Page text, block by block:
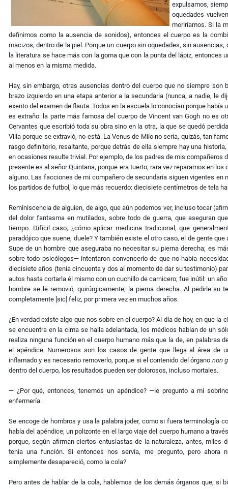
expulsamos,
oquedades
moriríamos. Si la
definimos como la ausencia de sonidos), entonces el cuerpo es la
macizos, dentro de la piel. Porque un cuerpo sin oquedades, sin
la literatura se hace más con la goma que con la punta del lápiz,
al menos en la misma medida.
Hay, sin embargo, otras ausencias dentro del cuerpo que no siempre
brazo izquierdo en una etapa anterior a la secundaria (nunca, a nadie, le
exento del examen de flauta. Todos en la escuela lo conocían porque
es extraño: la parte más famosa del cuerpo de Vincent van Gogh no es
Cervantes que escribió toda su obra sino en la otra, la que se quedó
Villa porque se extravió, no está. La Venus de Milo no sería, quizás, tan
rasgo definitorio, resaltante, porque detrás de ella siempre hay una
en ocasiones resulte trivial. Por ejemplo, de los padres de mis compañeros
presente es al señor Quintana, porque era tuerto; rara vez reparamos en
alguno. Las facciones de mi compañero de secundaria siguen vigentes en
los partidos de futbol, lo que más recuerdo: diecisiete centímetros de tela
Reminiscencia de alguien, de algo, que aún podemos ver, incluso tocar
del dolor fantasma en mutilados, sobre todo de guerra, que aseguran
tiempo. Difícil caso, ¿cómo aplicar medicina tradicional, que
paradójico que suene, duele? Y también existe el otro caso, el de gente
Supe de un hombre que aseguraba no necesitar su pierna derecha; es
sobre todo psicólogos— intentaron convencerlo de que no había
diecisiete años (tenía cincuenta y dos al momento de dar su testimonio)
autos hasta cortarla él mismo con un cuchillo de carnicero; fue inútil: un
hombre se le removió, quirúrgicamente, la pierna derecha. Al pedirle
completamente [sic] feliz, por primera vez en muchos años.
¿En verdad existe algo que nos sobre en el cuerpo? Al día de hoy, en que la
se encuentra en la cima se halla adelantada, los médicos hablan de un
realiza ninguna función en el cuerpo humano más que la de, en palabras
el apéndice. Numerosos son los casos de gente que llega al área de
inflamado y es necesario removerlo, porque si el contenido del órgano non
dentro del cuerpo, los resultados pueden ser dolorosos, incluso mortales.
— ¿Por qué, entonces, tenemos un apéndice? —le pregunto a mi
enfermería.
Se encoge de hombros y usa la palabra joder, como si fuera terminología
habla del apéndice; un polizonte en el largo viaje del cuerpo humano a
porque, según afirman ciertos entusiastas de la naturaleza, antes, miles
tenía una función. Si entonces nos servía, me pregunto, pero ahora
simplemente desapareció, como la cola?
Pero antes de hablar de la cola, hablemos de los demás órganos que, si